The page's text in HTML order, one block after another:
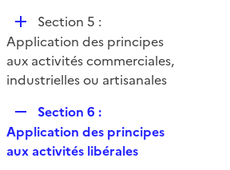
i
e
r
D
é
p
l
r
Section 5 :
Application des principes
aux activités commerciales,
industrielles ou artisanales
e
p
Section 6 :
Application des principes
aux activités libérales